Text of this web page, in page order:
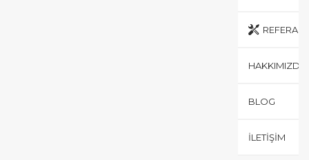
HAKKIMIZDA
BLOG
İLETIŞIM